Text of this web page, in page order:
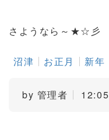
さようなら～★☆彡
沼津 お正月 新年
by 管理者 12:05